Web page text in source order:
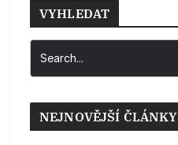
VYHLEDAT
NEJNOVĚJŠÍ ČLÁNKY